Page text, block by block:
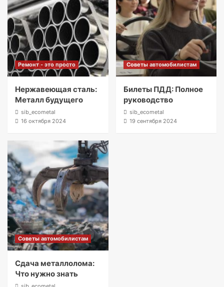
Ремонт - это просто
Нержавеющая сталь:
Металл будущего
sib_ecometal
16 октября 2024
Советы автомобилистам
Билеты ПДД: Полное
руководство
sib_ecometal
19 сентября 2024
Советы автомобилистам
Сдача металлолома:
Что нужно знать